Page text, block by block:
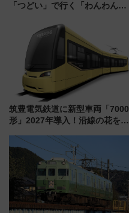
「つどい」で行く「わんわん列
める日帰りツアー
筑豊電気鉄道に新型車両「7000
形」2027年導入！沿線の花をイ
内は落ち着いたゆとりある空間